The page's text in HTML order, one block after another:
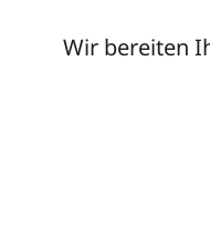
Wir bereiten